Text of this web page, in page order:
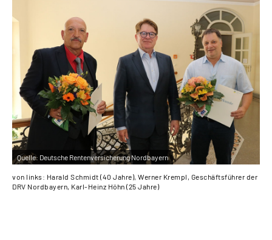
Mein Kundenportal
Quelle: Deutsche Rentenversicherung Nordbayern
von links: Harald Schmidt (40 Jahre), Werner Krempl, Geschäftsführer der
DRV Nordbayern, Karl-Heinz Höhn (25 Jahre)